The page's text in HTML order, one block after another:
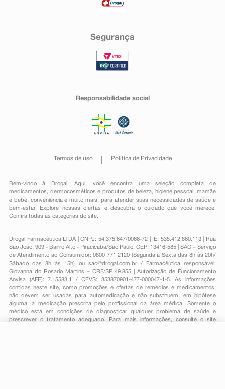
Segurança
Responsabilidade social
Termos de uso Política de Privacidade
Bem-vindo à Drogal! Aqui, você encontra uma seleção completa de
medicamentos , dermocosméticos e produtos de beleza, higiene pessoal ,mamãe
e bebê, conveniênciae muito mais, para atender suas necessidades de saúde e
bem-estar. Explore nossas ofertas e descubra o cuidado que você merece!
Confira todas as categorias do site.
Drogal Farmacêutica LTDA | CNPJ: 54.375.647/0066-72 | IE: 535.412.860.113 | Rua
São João, 909 - Bairro Alto - Piracicaba/São Paulo, CEP: 13416-585 | SAC – Serviço
de Atendimento ao Consumidor: 0800 771 2120 (Segunda à Sexta das 8h às 20h/
Sábado das 8h às 15h) ou sac@drogal.com.br/ Farmacêutica responsável:
Giovanna do Rosario Martins – CRF/SP 49.855 | Autorização de Funcionamento
Anvisa (AFE): 7.15583.1 / CEVS: 353870901-477-000047-1-5. As informações
contidas neste site, como promoções e ofertas de remédios e medicamentos,
não devem ser usadas para automedicação e não substituem, em hipótese
alguma, a medicação prescrita pelo profissional da área médica. Somente o
médico está em condições de diagnosticar qualquer problema de saúde e
prescrever o tratamento adequado. Para mais informações, consulte o site